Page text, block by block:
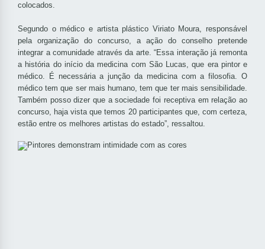
colocados.
Segundo o médico e artista plástico Viriato Moura, responsável
pela organização do concurso, a ação do conselho pretende
integrar a comunidade através da arte. “Essa interação já remonta
a história do início da medicina com São Lucas, que era pintor e
médico. É necessária a junção da medicina com a filosofia. O
médico tem que ser mais humano, tem que ter mais sensibilidade.
Também posso dizer que a sociedade foi receptiva em relação ao
concurso, haja vista que temos 20 participantes que, com certeza,
estão entre os melhores artistas do estado”, ressaltou.